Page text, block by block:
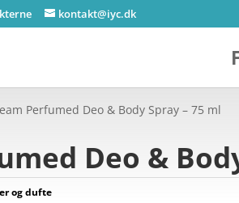
kontakt@iyc.dk
Perfumed Deo & Body Spray – 75 ml
Deo &
og dufte